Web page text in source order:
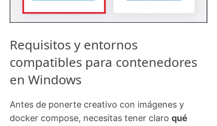
Requisitos y entornos
compatibles para contenedores
en Windows
Antes de ponerte creativo con imágenes y
docker compose, necesitas tener claro qué